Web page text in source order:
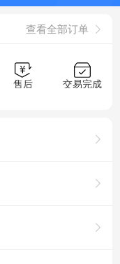
查看全部订单
售后 交易完成